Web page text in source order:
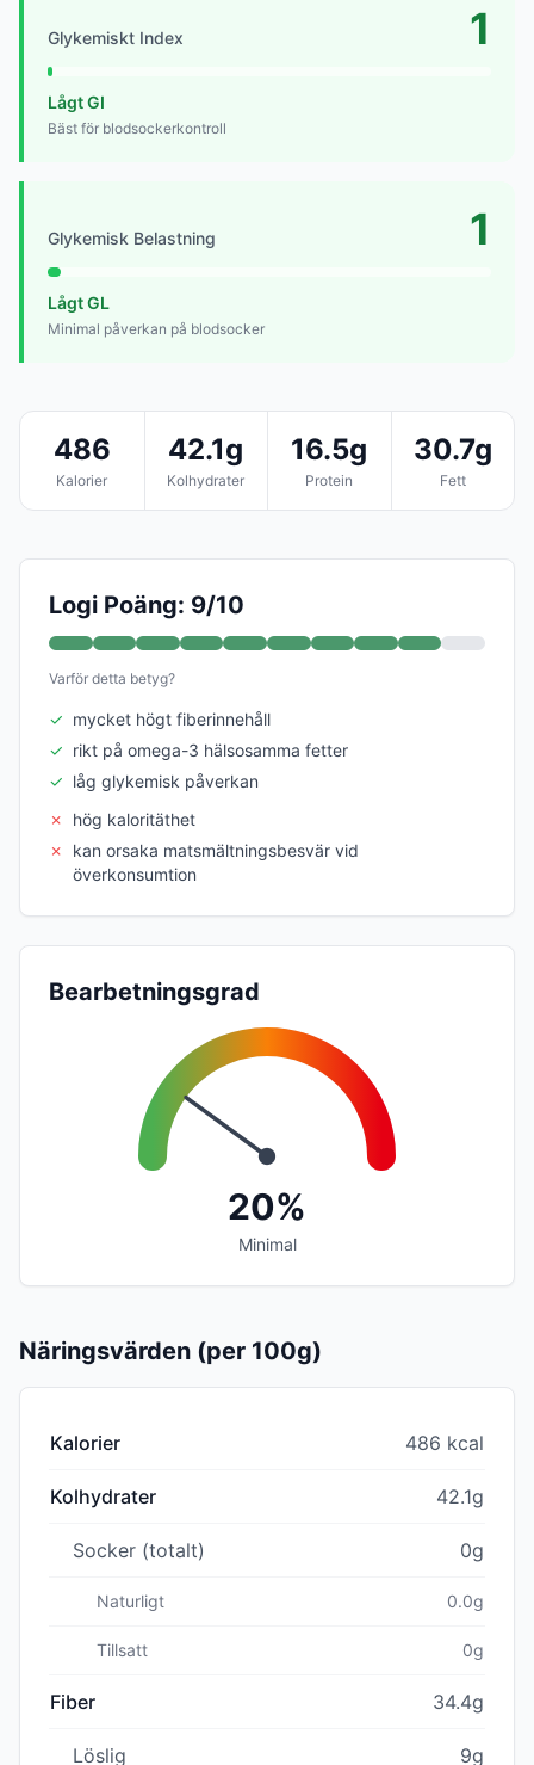
Glykemiskt Index 1
Lågt GI
Bäst för blodsockerkontroll
Glykemisk Belastning 1
Lågt GL
Minimal påverkan på blodsocker
486
Kalorier
42.1g
Kolhydrater
16.5g
Protein
30.7g
Fett
Logi Poäng: 9/10
Varför detta betyg?
✓ mycket högt fiberinnehåll
✓ rikt på omega-3 hälsosamma fetter
✓ låg glykemisk påverkan
✗
hög kaloritäthet
✗
kan orsaka matsmältningsbesvär vid
överkonsumtion
Bearbetningsgrad
20%
Minimal
Näringsvärden (per 100g)
Kalorier 486 kcal
Kolhydrater 42.1g
Socker (totalt) 0g
Naturligt 0.0g
Tillsatt 0g
Fiber 34.4g
Löslig 9g